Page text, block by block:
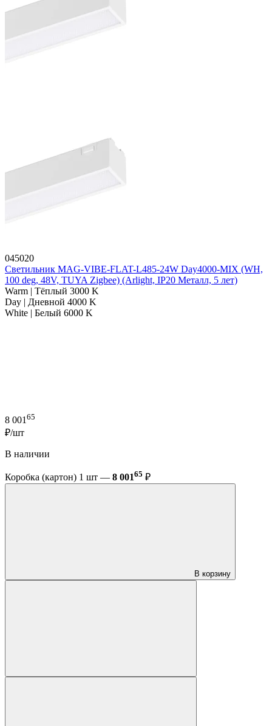
045020
Светильник MAG-VIBE-FLAT-L485-24W Day4000-MIX (WH,
100 deg, 48V, TUYA Zigbee) (Arlight, IP20 Металл, 5 лет)
Warm | Тёплый 3000 K
Day | Дневной 4000 K
White | Белый 6000 K
8 001 65
₽/шт
В наличии
Коробка (картон) 1 шт — 8 00165 ₽
В корзину